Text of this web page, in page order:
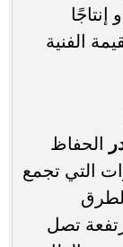
الفنية
الحفاظ
التي تجمع
تصل